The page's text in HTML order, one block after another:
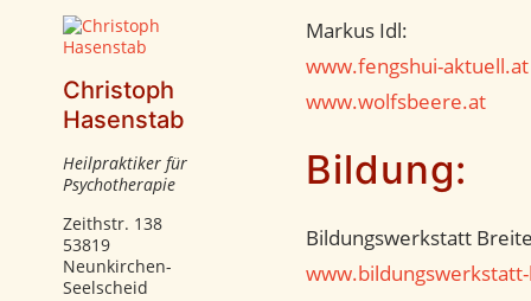
Markus Idl:
www.fengshui-aktuell.at
www.wolfsbeere.at
Bildung:
Bildungswerkstatt
Christoph
Hasenstab
Heilpraktiker für
Psychotherapie
Zeithstr. 138
53819
Neunkirchen-
Seelscheid